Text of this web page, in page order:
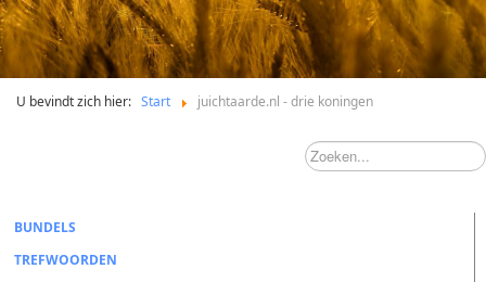
U bevindt zich hier: Start juichtaarde.nl - drie koningen
BUNDELS
TREFWOORDEN